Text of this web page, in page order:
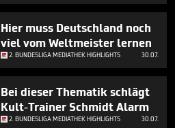
Hier muss Deutschland noch
viel vom Weltmeister lernen
2. BUNDESLIGA MEDIATHEK HIGHLIGHTS 30.07.
Bei dieser Thematik schlägt
Kult-Trainer Schmidt Alarm
2. BUNDESLIGA MEDIATHEK HIGHLIGHTS 30.07.